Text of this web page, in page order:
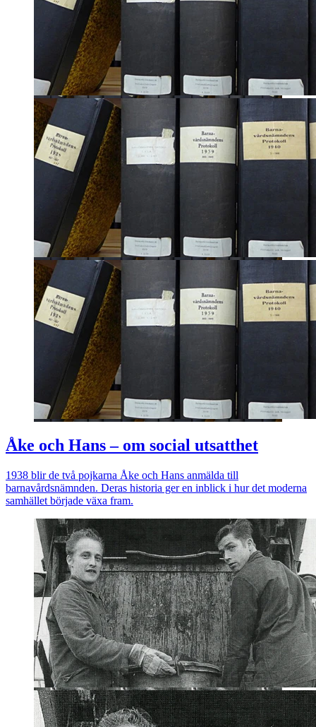
Åke och Hans – om social utsatthet
1938 blir de två pojkarna Åke och Hans anmälda till
barnavårdsnämnden. Deras historia ger en inblick i hur det moderna
samhället började växa fram.